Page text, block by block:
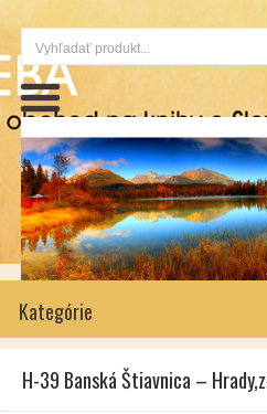
Kategórie
H-39 Banská Štiavnica –